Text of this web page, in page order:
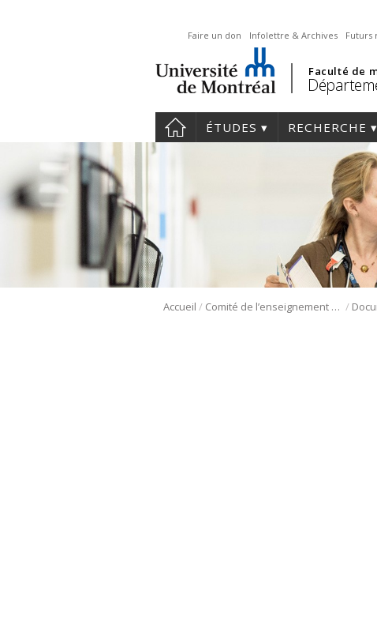
Faire un don Infolettre & Archives Futurs
Faculté de
ÉTUDES RECHERCHE
Accueil / Comité de l’enseignement en santé mentale /